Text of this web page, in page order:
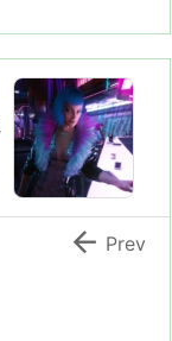
 Prev